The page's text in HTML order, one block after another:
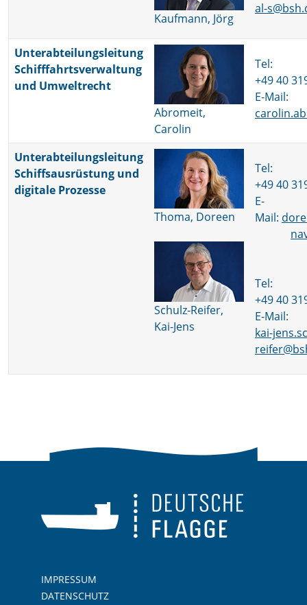
Kaufmann, Jörg
al-
Unterabteilungsleitung
Schifffahrtsverwaltung
und Umweltrecht
Abromeit,
Carolin
Tel:
+49 40
E-Mail:
Unterabteilungsleitung
Schiffsausrüstung und
digitale Prozesse
Thoma, Doreen
Schulz-Reifer,
Kai-Jens
Tel:
+49 40
E-
Mail:
Tel:
+49 40
E-Mail:
kai-
IMPRESSUM
DATENSCHUTZ